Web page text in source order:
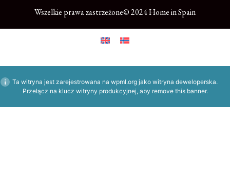
Wszelkie prawa zastrzeżone© 2024 Home in Spain
Ta witryna jest zarejestrowana na wpml.org jako witryna deweloperska.
Przełącz na klucz witryny produkcyjnej, aby remove this banner.